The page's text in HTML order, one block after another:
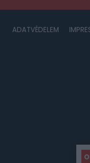
ADATVÉDELEM